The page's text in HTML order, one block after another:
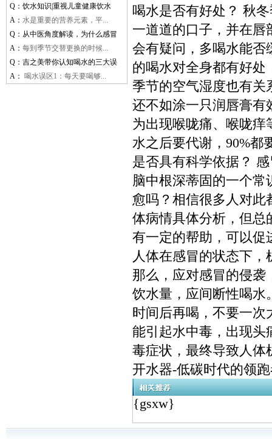
Q： 饮水知识|重视儿童健康饮水
A： 水是重要的营养元素，平...
Q： 从中医角度解读，为什么感冒
A： 每到季节交替更换的时候...
Q： 吉之美带你认知喝水的三大误
A： 喝水误区1：每天要喝够...
喝水是否有好处？ 秋
一道道的口子，并在
会有疑问，多喝水能否
的喝水对全身都有好
季节的空气湿度也有关
还不如涂一只润唇膏有
为出现喉咙痛、喉咙
水之后要代谢，90%都
是否具有科学依据？
脑中根深蒂固的一个
愈吗？相信很多人对此
体病情具体分析，但
有一定的帮助，可以促
人体在感冒的状态下
那么，应对感冒的侵
饮水量，应间断性喝水
时间后再喝，不要一
能引起水中毒，出现头
毒症状，最终导致人体
开水器-低碳时代的领
{gsxw}